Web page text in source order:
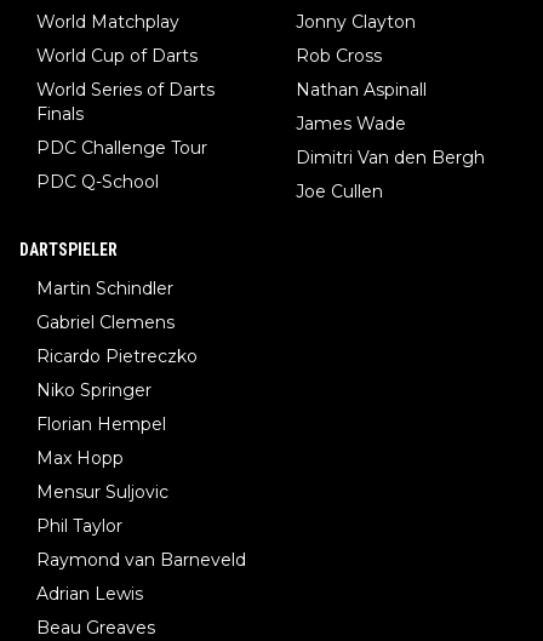
World Matchplay
World Cup of Darts
World Series of Darts
Finals
PDC Challenge Tour
PDC Q-School
Jonny Clayton
Rob Cross
Nathan Aspinall
James Wade
Dimitri Van den Bergh
Joe Cullen
DARTSPIELER
Martin Schindler
Gabriel Clemens
Ricardo Pietreczko
Niko Springer
Florian Hempel
Max Hopp
Mensur Suljovic
Phil Taylor
Raymond van Barneveld
Adrian Lewis
Beau Greaves